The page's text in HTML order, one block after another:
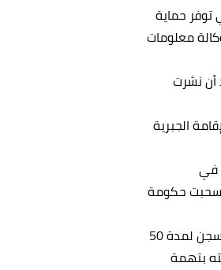
توفر حماية
معلومات
أن نشرت
الجبرية
في
عن الانتخابات الأمريكية لعام 2016، ولهذا سحبت حكومة
في 11 أبريل 2019 أدين أسانج بخرق قانون الكفالة، وفي 1 مايو من نفس العام عليه بالسجن لمدة 50
بتهمة